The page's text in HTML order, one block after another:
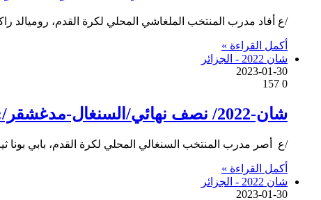
/ع أفاد مدرب المنتخب الملغاشي المحلي لكرة القدم، روميالد
أكمل القراءة »
شان 2022 - الجزائر
2023-01-30
0
شان-2022/ نصف نهائي/السنغال-مدغشقر/: “علينا أن نكون أقوياء من جميع الجوانب” (مدرب السنغال)
/ع أصر مدرب المنتخب السنغالي المحلي لكرة القدم، بابي بونا
أكمل القراءة »
شان 2022 - الجزائر
2023-01-30